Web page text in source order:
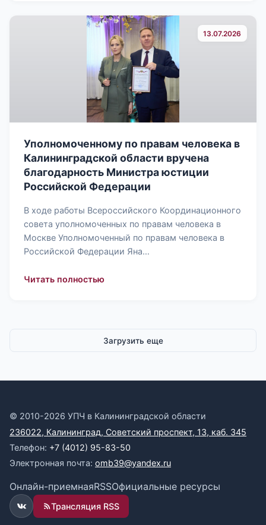
13.07.2026
Уполномоченному по правам человека в
Калининградской области вручена
благодарность Министра юстиции
Российской Федерации
В ходе работы Всероссийского Координационного
совета уполномоченных по правам человека в
Москве Уполномоченный по правам человека в
Российской Федерации Яна…
Читать полностью: Уполномоченному по правам
Загрузить еще
© 2010-2026 УПЧ в Калининградской области
236022, Калининград, Советский проспект, 13, каб. 345
Телефон: +7 (4012) 95-83-50
Электронная почта: omb39@yandex.ru
Онлайн-приемнаяRSSОфициальные ресурсы
ВКонтакте
Трансляция RSS